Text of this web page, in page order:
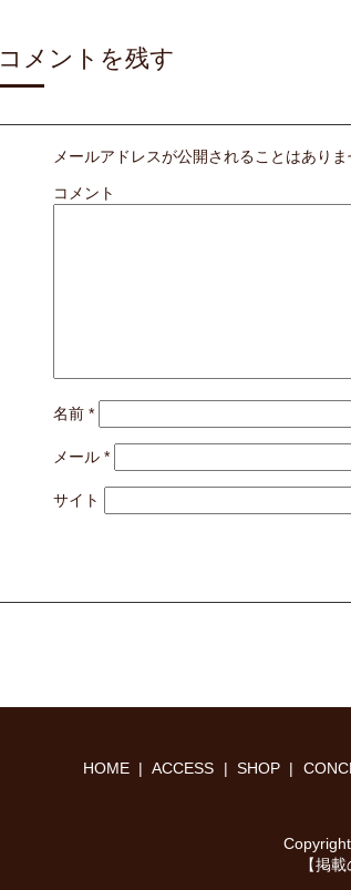
コメントを残す
メールアドレスが公開されることはありま
コメント
名前 *
メール *
サイト
HOME ACCESS SHOP
【掲